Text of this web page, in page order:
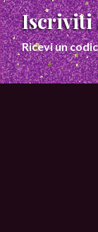
Ricevi un